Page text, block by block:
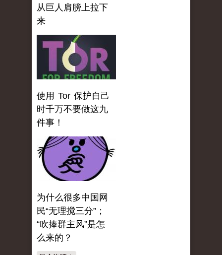
从巨人肩膀上拉下
来
使用 Tor 保护自己
时千万不要做这九
件事！
为什么很多中国网
民“无理搅三分”；
“吹捧群主风”是怎
么来的？